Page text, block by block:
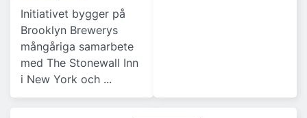
Initiativet bygger på
Brooklyn Brewerys
mångåriga samarbete
med The Stonewall Inn
i New York och ...